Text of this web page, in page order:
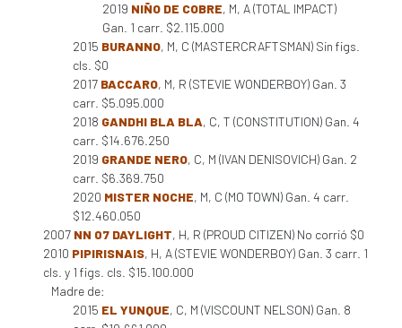
2019 NIÑO DE COBRE, M, A (TOTAL IMPACT)
Gan. 1 carr. $2.115.000
2015 BURANNO, M, C (MASTERCRAFTSMAN) Sin figs.
cls. $0
2017 BACCARO, M, R (STEVIE WONDERBOY) Gan. 3
carr. $5.095.000
2018 GANDHI BLA BLA, C, T (CONSTITUTION) Gan. 4
carr. $14.676.250
2019 GRANDE NERO, C, M (IVAN DENISOVICH) Gan. 2
carr. $6.369.750
2020 MISTER NOCHE, M, C (MO TOWN) Gan. 4 carr.
$12.460.050
2007 NN 07 DAYLIGHT, H, R (PROUD CITIZEN) No corrió $0
2010 PIPIRISNAIS, H, A (STEVIE WONDERBOY) Gan. 3 carr. 1
cls. y 1 figs. cls. $15.100.000
Madre de:
2015 EL YUNQUE, C, M (VISCOUNT NELSON) Gan. 8